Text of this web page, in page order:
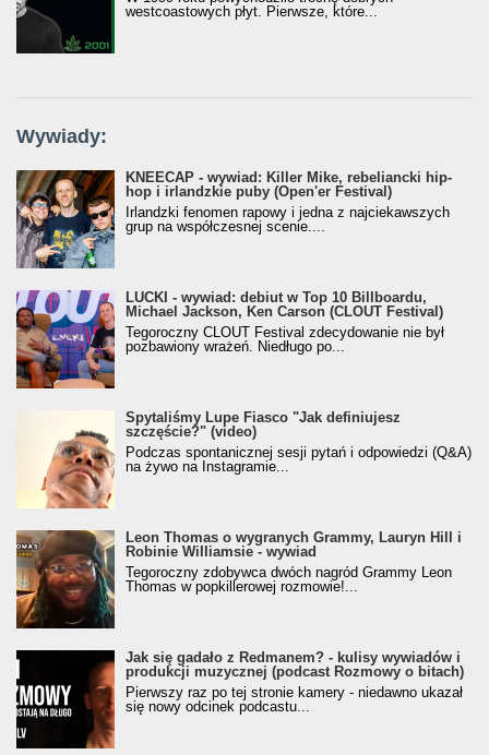
westcoastowych płyt. Pierwsze, które...
Wywiady:
KNEECAP - wywiad: Killer Mike, rebeliancki hip-
hop i irlandzkie puby (Open'er Festival)
Irlandzki fenomen rapowy i jedna z najciekawszych
grup na współczesnej scenie....
LUCKI - wywiad: debiut w Top 10 Billboardu,
Michael Jackson, Ken Carson (CLOUT Festival)
Tegoroczny CLOUT Festival zdecydowanie nie był
pozbawiony wrażeń. Niedługo po...
Spytaliśmy Lupe Fiasco "Jak definiujesz
szczęście?" (video)
Podczas spontanicznej sesji pytań i odpowiedzi (Q&A)
na żywo na Instagramie...
Leon Thomas o wygranych Grammy, Lauryn Hill i
Robinie Williamsie - wywiad
Tegoroczny zdobywca dwóch nagród Grammy Leon
Thomas w popkillerowej rozmowie!...
Jak się gadało z Redmanem? - kulisy wywiadów i
produkcji muzycznej (podcast Rozmowy o bitach)
Pierwszy raz po tej stronie kamery - niedawno ukazał
się nowy odcinek podcastu...